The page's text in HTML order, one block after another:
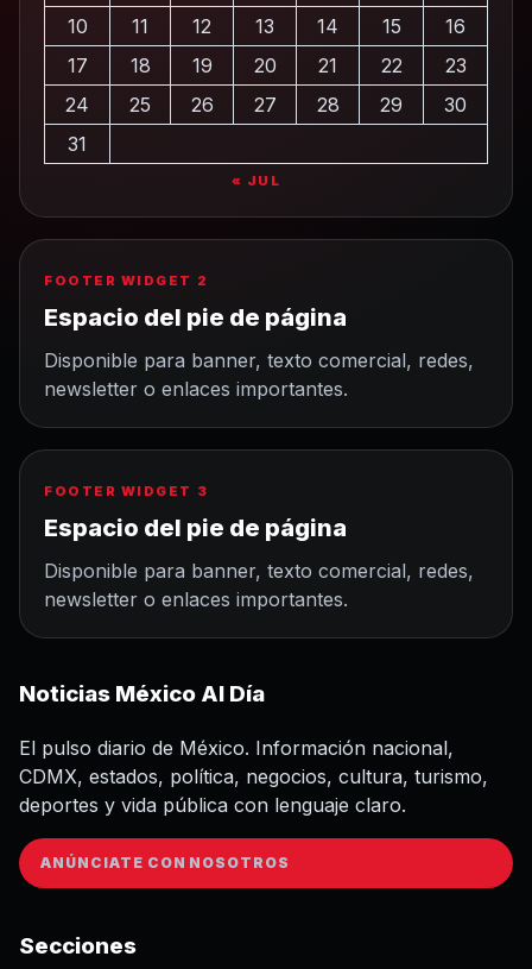
10
11 12 13 14 15
16
17
18 19 20 21 22
23
24
25 26 27 28 29
30
31
« JUL
FOOTER WIDGET 2
Espacio del pie de página
Disponible para banner, texto comercial, redes,
newsletter o enlaces importantes.
FOOTER WIDGET 3
Espacio del pie de página
Disponible para banner, texto comercial, redes,
newsletter o enlaces importantes.
Noticias México Al Día
El pulso diario de México. Información nacional,
CDMX, estados, política, negocios, cultura, turismo,
deportes y vida pública con lenguaje claro.
ANÚNCIATE CON NOSOTROS
Secciones